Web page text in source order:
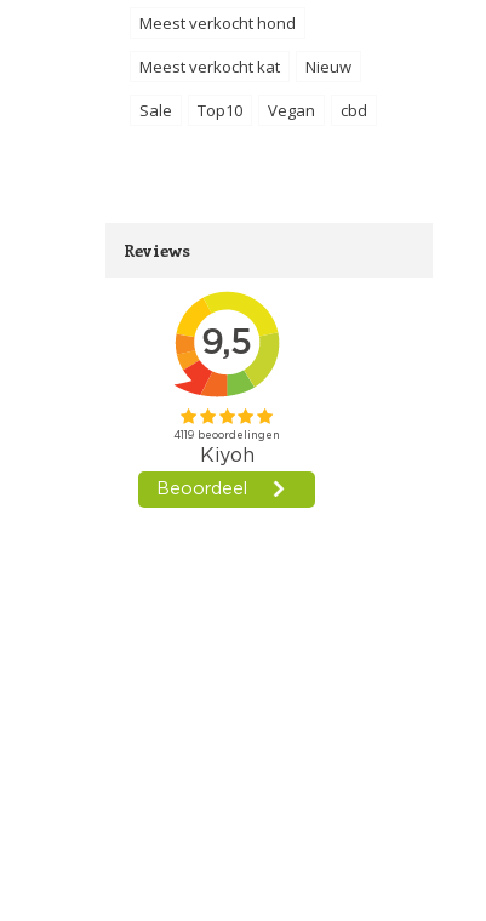
Meest verkocht hond
Meest verkocht kat
Nieuw
Sale
Top10 Vegan cbd
Reviews